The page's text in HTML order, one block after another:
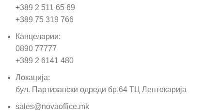
+389 2 511 65 69
+389 75 319 766
Канцеларии:
0890 77777
+389 2 6141 480
Локација:
бул. Партизански одреди бр.64 ТЦ Лептокарија
sales@novaoffice.mk